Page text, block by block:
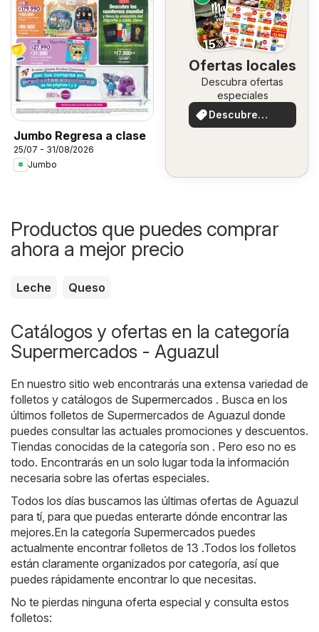
Jumbo Regresa a clase
25/07 - 31/08/2026
Jumbo
Ofertas locales
Descubra ofertas
especiales
Descubre
ofertas
Productos que puedes comprar
ahora a mejor precio
Leche Queso
Catálogos y ofertas en la categoría
Supermercados - Aguazul
En nuestro sitio web encontrarás una extensa variedad de
folletos y catálogos de Supermercados . Busca en los
últimos folletos de Supermercados de Aguazul donde
puedes consultar las actuales promociones y descuentos.
Tiendas conocidas de la categoría son . Pero eso no es
todo. Encontrarás en un solo lugar toda la información
necesaria sobre las ofertas especiales.
Todos los días buscamos las últimas ofertas de Aguazul
para tí, para que puedas enterarte dónde encontrar las
mejores.En la categoría Supermercados puedes
actualmente encontrar folletos de 13 .Todos los folletos
están claramente organizados por categoría, así que
puedes rápidamente encontrar lo que necesitas.
No te pierdas ninguna oferta especial y consulta estos
folletos: